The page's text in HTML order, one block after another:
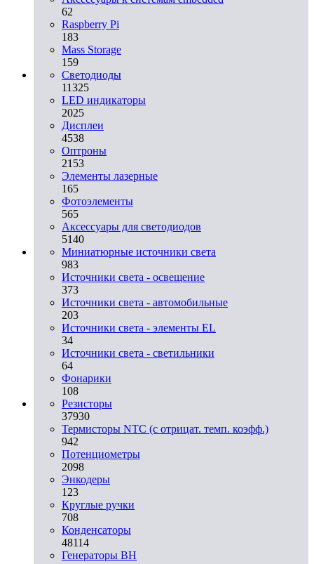
62
Raspberry Pi
183
Mass Storage
159
Светодиоды
11325
LED индикаторы
2025
Дисплеи
4538
Оптроны
2153
Элементы лазерные
165
Фотоэлементы
565
Аксессуары для светодиодов
5140
Миниатюрные источники света
983
Источники света - освещение
373
Источники света - автомобильные
203
Источники света - элементы EL
34
Источники света - светильники
64
Фонарики
108
Резисторы
37930
Термисторы NTC (с отрицат. темп. коэфф.)
942
Потенциометры
2098
Энкодеры
123
Круглые ручки
708
Конденсаторы
48114
Генераторы ВН